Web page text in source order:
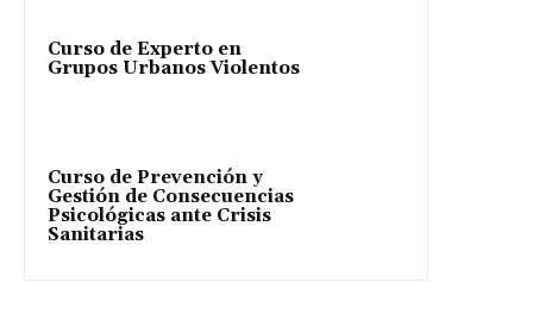
Curso de Experto en
Grupos Urbanos Violentos
Curso de Prevención y
Gestión de Consecuencias
Psicológicas ante Crisis
Sanitarias